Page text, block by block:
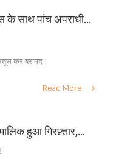
के साथ पांच अपराधी...
कर बरामद।
Read More
हुआ गिरफ़्तार,...